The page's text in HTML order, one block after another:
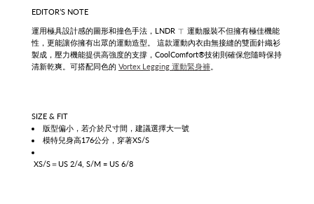
EDITOR’S NOTE
運用極具設計感的圖形和撞色手法，LNDR ㄒ 運動服裝不但擁有極佳機能
性，更能讓你擁有出眾的運動造型。 這款運動內衣由無接縫的雙面針織衫
製成，壓力機能提供高強度的支撐，CoolComfort®技術則確保您隨時保持
清新乾爽。可搭配同色的 Vortex Legging 運動緊身褲。
SIZE & FIT
版型偏小，若介於尺寸間，建議選擇大一號
模特兒身高176公分，穿著XS/S
XS/S＝US 2/4, S/M = US 6/8